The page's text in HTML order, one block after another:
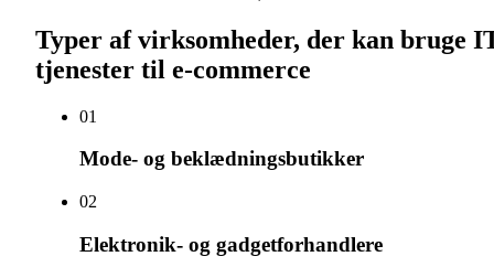
Typer af virksomheder, der kan bruge
tjenester til e-commerce
01
Mode- og beklædningsbutikker
02
Elektronik- og gadgetforhandlere